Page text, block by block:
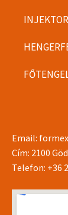
INJEKTOR
Email:
Cím: 2100
Telefon: +36